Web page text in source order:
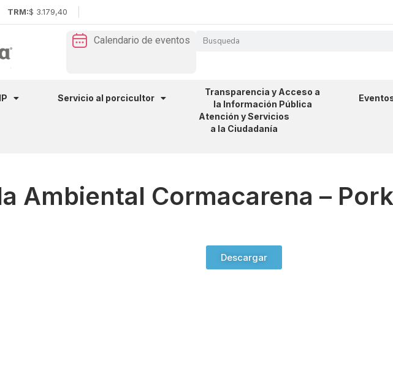
TRM:$ 3.179,40
Calendario de eventos
Servicio al porcicultor
Transparencia y Acceso a
la Información Pública
Atención y Servicios
a la Ciudadanía
Ambiental Cormacarena –
Descargar